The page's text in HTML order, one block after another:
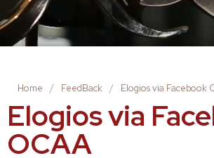
Home / FeedBack / Elogios via Facebook
Elogios via
OCAA